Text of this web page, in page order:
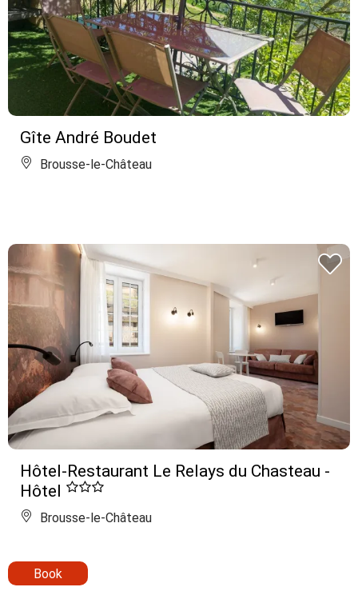
Gîte André Boudet
Brousse-le-Château
Hôtel-Restaurant Le Relays du Chasteau -
Hôtel
Brousse-le-Château
Book